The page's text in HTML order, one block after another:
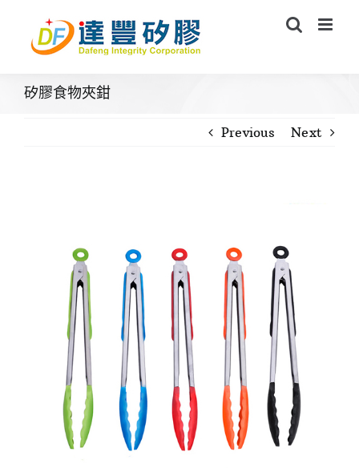
content
矽膠食物夾鉗
Previous Next